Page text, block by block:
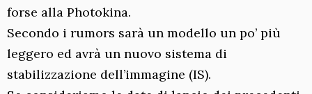
forse alla Photokina.
Secondo i rumors sarà un modello un po’ più
leggero ed avrà un nuovo sistema di
stabilizzazione dell’immagine (IS).